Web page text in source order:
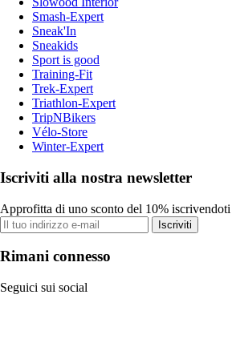
Smash-Expert
Sneak'In
Sneakids
Sport is good
Training-Fit
Trek-Expert
Triathlon-Expert
TripNBikers
Vélo-Store
Winter-Expert
Iscriviti alla nostra newsletter
Approfitta di uno sconto del 10%
Iscriviti
Rimani connesso
Seguici sui social